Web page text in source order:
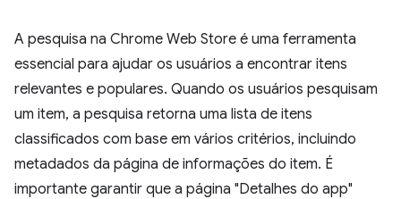
A pesquisa na Chrome Web Store é uma ferramenta
essencial para ajudar os usuários a encontrar itens
relevantes e populares. Quando os usuários pesquisam
um item, a pesquisa retorna uma lista de itens
classificados com base em vários critérios, incluindo
metadados da página de informações do item. É
importante garantir que a página "Detalhes do app"